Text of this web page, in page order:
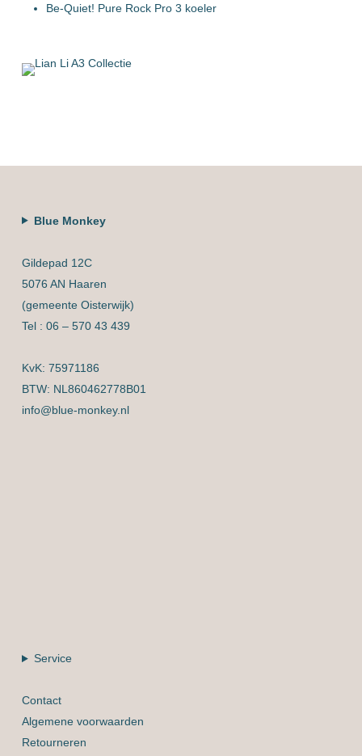
Be-Quiet! Pure Rock Pro 3 koeler
Blue Monkey
Gildepad 12C
5076 AN Haaren
(gemeente Oisterwijk)
Tel : 06 – 570 43 439
KvK: 75971186
BTW: NL860462778B01
info@blue-monkey.nl
Service
Contact
Algemene voorwaarden
Retourneren